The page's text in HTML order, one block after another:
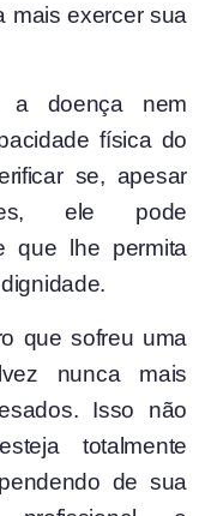
mais exercer sua
a doença nem
física do
se, apesar
ele pode
que lhe permita
que sofreu uma
nunca mais
Isso não
totalmente
de sua